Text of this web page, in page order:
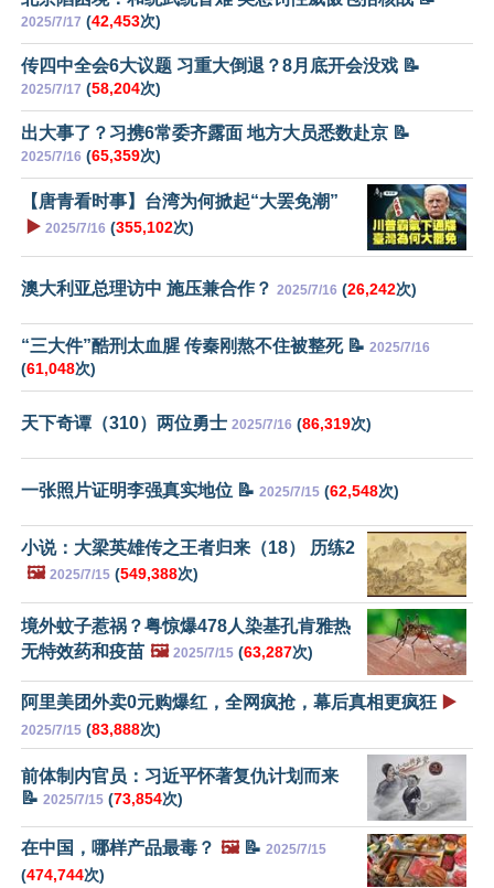
2025/7/17 (42,453次)
传四中全会6大议题 习重大倒退？8月底开会没戏 📝
2025/7/17 (58,204次)
出大事了？习携6常委齐露面 地方大员悉数赴京 📝
2025/7/16 (65,359次)
【唐青看时事】台湾为何掀起“大罢免潮”
▶️ 2025/7/16 (355,102次)
澳大利亚总理访中 施压兼合作？ 2025/7/16 (26,242次)
“三大件”酷刑太血腥 传秦刚熬不住被整死 📝 2025/7/16
(61,048次)
天下奇谭（310）两位勇士 2025/7/16 (86,319次)
一张照片证明李强真实地位 📝 2025/7/15 (62,548次)
小说：大梁英雄传之王者归来（18） 历练2
🖼️ 2025/7/15 (549,388次)
境外蚊子惹祸？粤惊爆478人染基孔肯雅热
无特效药和疫苗 🖼️ 2025/7/15 (63,287次)
阿里美团外卖0元购爆红，全网疯抢，幕后真相更疯狂 ▶️
2025/7/15 (83,888次)
前体制内官员：习近平怀著复仇计划而来
📝 2025/7/15 (73,854次)
在中国，哪样产品最毒？ 🖼️📝 2025/7/15
(474,744次)